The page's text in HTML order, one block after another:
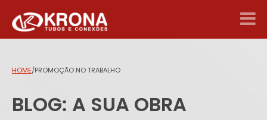
HOME/PROMOÇÃO NO TRABALHO
BLOG: A SUA OBRA